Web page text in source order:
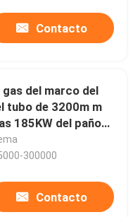
Contacto
gas del marco del
tubo de 3200m m
185KW del paño
300000
Contacto